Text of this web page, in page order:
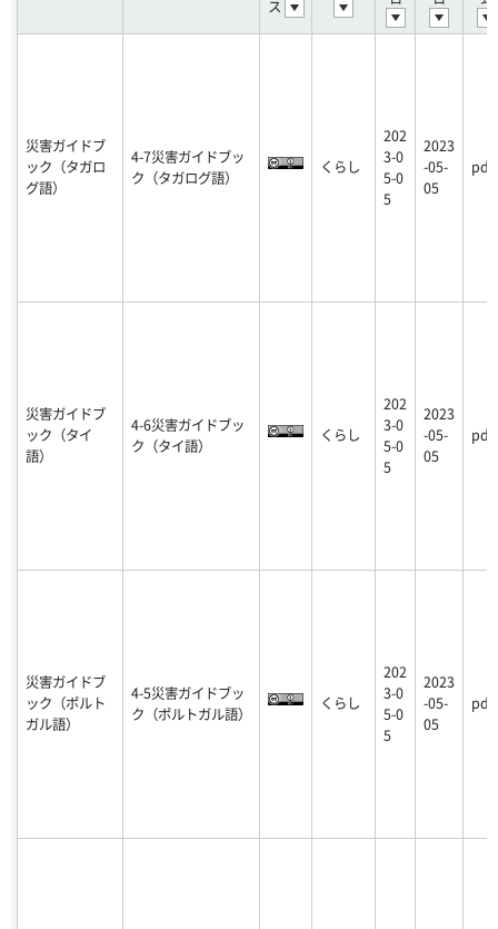
ス
災害ガイドブ
ック（タガロ
グ語）
4-7災害ガイドブッ
ク（タガログ語）
くらし
202
3-0
5-0
5
2023
-05-
05
pdf
災害ガイドブ
ック（タイ
語）
4-6災害ガイドブッ
ク（タイ語）
くらし
202
3-0
5-0
5
2023
-05-
05
pdf
災害ガイドブ
ック（ポルト
ガル語）
4-5災害ガイドブッ
ク（ポルトガル語）
くらし
202
3-0
5-0
5
2023
-05-
05
pdf